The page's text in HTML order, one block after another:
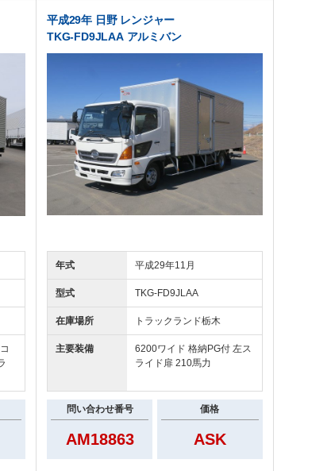
平成29年 日野 レンジャー
TKG-FD9JLAA アルミバン
年式 平成29年11月
型式 TKG-FD9JLAA
在庫場所 トラックランド栃木
主要装備
6200ワイド 格納PG付 左ス
ライド扉 210馬力
問い合わせ番号
AM18863
価格
ASK